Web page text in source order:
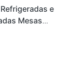
e
Mesas...